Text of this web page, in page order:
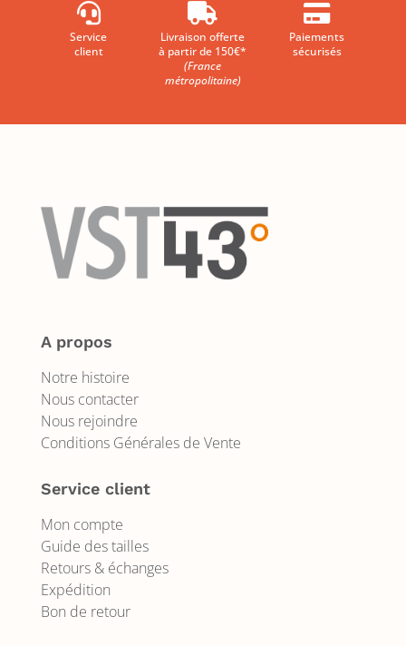

Service
client

Livraison offerte
à partir de 150€*
(France
métropolitaine)

Paiements
sécurisés
A propos
Notre histoire
Nous contacter
Nous rejoindre
Conditions Générales de Vente
Service client
Mon compte
Guide des tailles
Retours & échanges
Expédition
Bon de retour